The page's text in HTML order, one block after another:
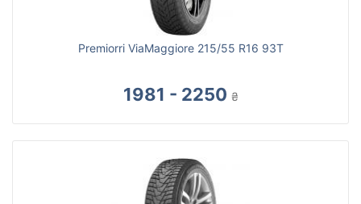
Premiorri ViaMaggiore 215/55 R16 93T
1981 - 2250 ₴